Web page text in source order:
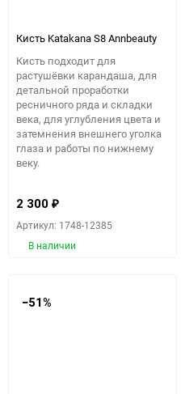
Кисть Katakana S8 Annbeauty
Кисть подходит для
растушёвки карандаша, для
детальной проработки
ресничного ряда и складки
века, для углубления цвета и
затемнения внешнего уголка
глаза и работы по нижнему
веку.
2 300 ₽
Артикул: 1748-12385
В наличии
−51%